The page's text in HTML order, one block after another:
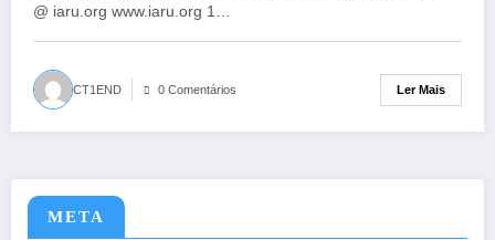
@ iaru.org www.iaru.org 1…
CT1END 0 Comentários Ler Mais
META